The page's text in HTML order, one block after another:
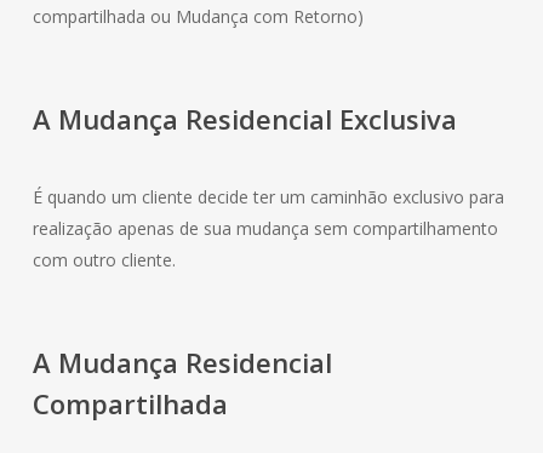
compartilhada ou Mudança com Retorno)
A Mudança Residencial Exclusiva
É quando um cliente decide ter um caminhão exclusivo para
realização apenas de sua mudança sem compartilhamento
com outro cliente.
A Mudança Residencial
Compartilhada